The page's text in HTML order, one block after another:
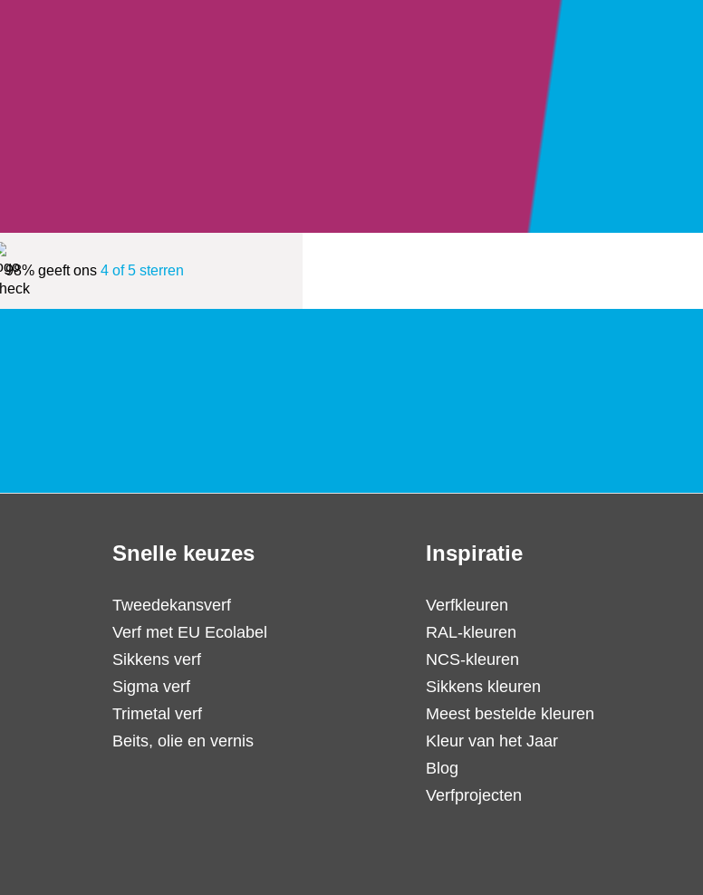
98% geeft ons 4 of 5 sterren
Snelle keuzes
Tweedekansverf
Verf met EU Ecolabel
Sikkens verf
Sigma verf
Trimetal verf
Beits, olie en vernis
Inspiratie
Verfkleuren
RAL-kleuren
NCS-kleuren
Sikkens kleuren
Meest bestelde kleuren
Kleur van het Jaar
Blog
Verfprojecten